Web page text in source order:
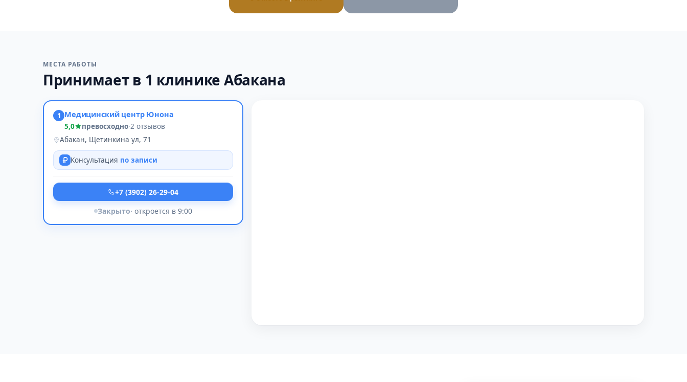
МЕСТА РАБОТЫ
Принимает в 1 клинике Абакана
1 Медицинский центр Юнона
5,0 превосходно·2 отзывов
Абакан, Щетинкина ул, 71
Консультация по записи
+7 (3902) 26-29-04
Закрыто· откроется в 9:00